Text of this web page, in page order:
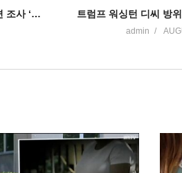
미국 비자 5500만 명 전면 조사 ‘범죄, 오버스테이, 테러 지지 등 비자 취소’
admin